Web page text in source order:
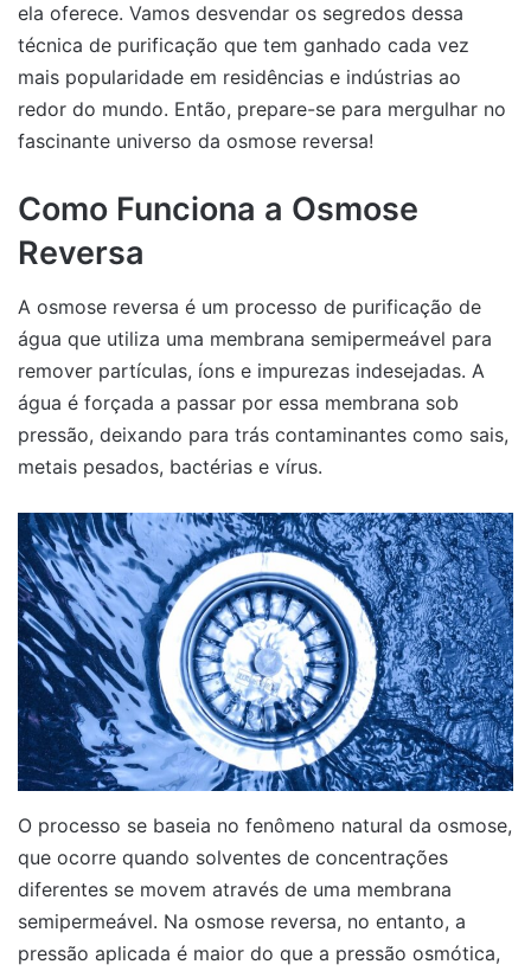
ela oferece. Vamos desvendar os segredos dessa
técnica de purificação que tem ganhado cada vez
mais popularidade em residências e indústrias ao
redor do mundo. Então, prepare-se para mergulhar no
fascinante universo da osmose reversa!
Como Funciona a Osmose
Reversa
A osmose reversa é um processo de purificação de
água que utiliza uma membrana semipermeável para
remover partículas, íons e impurezas indesejadas. A
água é forçada a passar por essa membrana sob
pressão, deixando para trás contaminantes como sais,
metais pesados, bactérias e vírus.
O processo se baseia no fenômeno natural da osmose,
que ocorre quando solventes de concentrações
diferentes se movem através de uma membrana
semipermeável. Na osmose reversa, no entanto, a
pressão aplicada é maior do que a pressão osmótica,